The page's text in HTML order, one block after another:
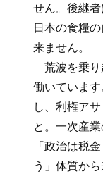
せん。後継
日本の食糧
来ません。
荒波を乗り
働いていま
し、利権ア
と。一次産
「政治は税
う」体質か